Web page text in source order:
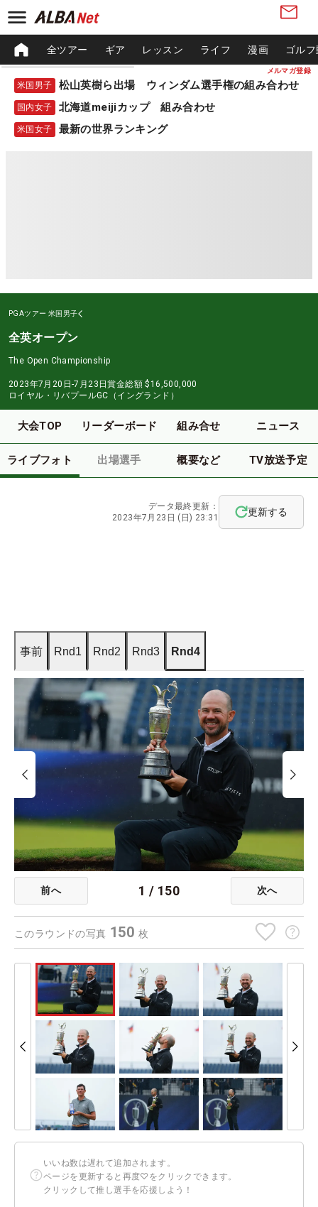
メルマガ登録
全ツアー ギア レッスン ライフ 漫画 ゴル
米国男子 松山英樹ら出場 ウィンダム選手権の組み合わせ
国内女子 北海道meijiカップ 組み合わせ
米国女子 最新の世界ランキング
PGAツアー 米国男子
全英オープン
The Open Championship
2023年7月20日-7月23日賞金総額 $16,500,000
ロイヤル・リバプールGC（イングランド）
大会TOP リーダーボード 組み合せ ニュース
ライブフォト 出場選手 概要など TV放送予定
データ最終更新：
2023年7月23日 (日) 23:31
更新する
事前 Rnd1 Rnd2 Rnd3 Rnd4
前へ 1 / 150 次へ
このラウンドの写真 150 枚
いいね数は遅れて追加されます。
ページを更新すると再度♡をクリックできます。
クリックして推し選手を応援しよう！